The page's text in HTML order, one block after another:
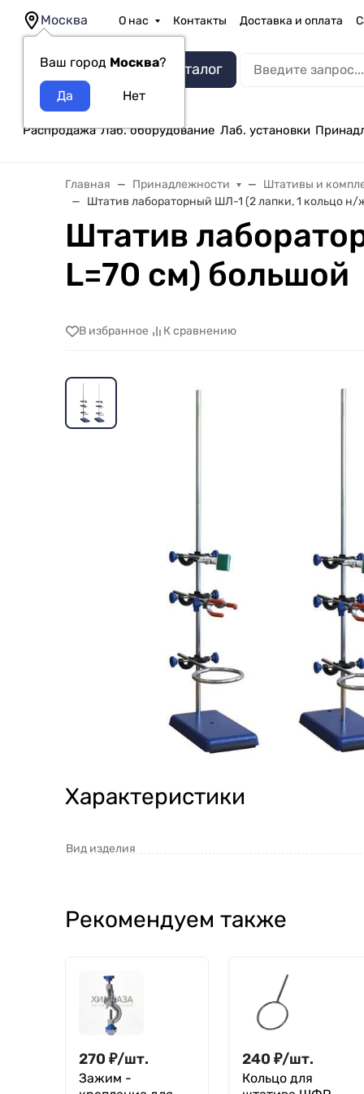
Москва
Ваш город Москва?
О нас Контакты Доставка и оплата
Каталог
Распродажа Лаб. оборудование Лаб. установки
Главная Принадлежности Штативы и
Штатив лабораторный ШЛ-1 (2 лапки, 1 кольцо
Штатив
L=70 см) большой
В избранное К сравнению
Характеристики
Вид изделия
Рекомендуем также
270 ₽/шт.
Зажим -
240 ₽/шт.
Кольцо для